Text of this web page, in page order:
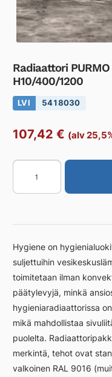
Radiaattori PURMO
H10/400/1200
LVI 5418030
107,42 € (alv
Radiaattori
PURMO
H
HYGIENE
määrä
Hygiene on
suljettuihin
toimitetaan ilman
päätylevyjä, minkä
hygieniaradiaattorissa
mikä mahdollistaa
puolelta.
merkintä, tehot ovat
valkoinen RAL 9016